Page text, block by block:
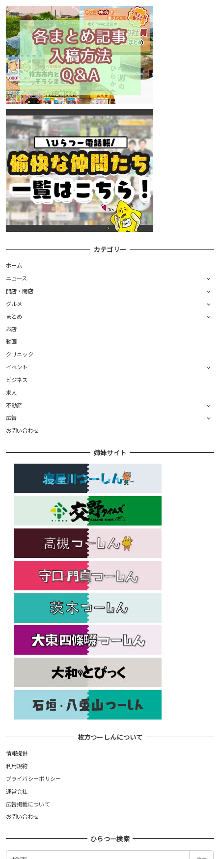
カテゴリー
ホーム
ニュース
開店・閉店
グルメ
まとめ
お店
動画
クリニック
イベント
ビジネス
求人
不動産
広告
お問い合わせ
姉妹サイト
枚方つーしんについて
情報提供
利用規約
プライバシーポリシー
運営会社
広告掲載について
お問い合わせ
ひらつー検索
検